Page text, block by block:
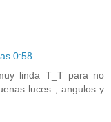
0:58
linda T_T para no
luces , angulos y